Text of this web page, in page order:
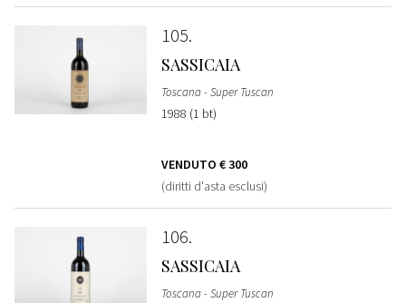
105
SASSICAIA
Toscana - Super Tuscan
1988 (1 bt)
VENDUTO € 300
(diritti d'asta esclusi)
106
SASSICAIA
Toscana - Super Tuscan